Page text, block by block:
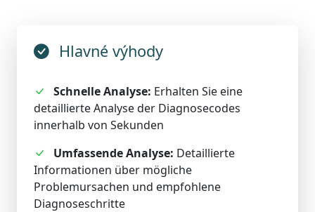
Hlavné výhody
Schnelle Analyse: Erhalten Sie eine
detaillierte Analyse der Diagnosecodes
innerhalb von Sekunden
Umfassende Analyse: Detaillierte
Informationen über mögliche
Problemursachen und empfohlene
Diagnoseschritte